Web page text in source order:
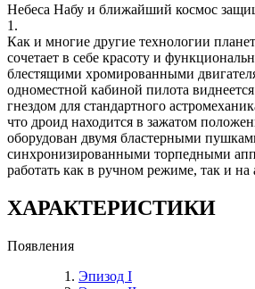
Небеса Набу и ближайший космос
1.
Как и многие другие технологии
сочетает в себе красоту и
блестящими хромированными
одноместной кабиной пилота
гнездом для стандартного
что дроид находится в зажатом
оборудован двумя бластерными
синхронизированными торпедными
работать как в ручном режиме, так и на
ХАРАКТЕРИСТИКИ
Появления
Эпизод I